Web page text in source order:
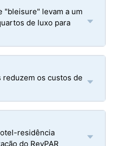
"bleisure" levam a um
de luxo para
os custos de
residência
do RevPAR